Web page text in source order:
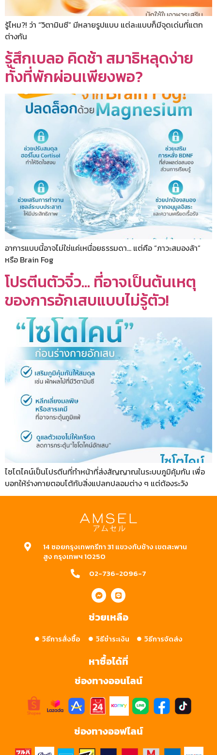
รู้ไหม?! ว่า “วิตามินซี” มีหลายรูปแบบ แต่ละแบบก็มีจุดเด่นที่แตก
ต่างกัน
รู้สึกเบลอ คิดช้า สมาธิหลุดง่าย
ทั้งที่พักผ่อนเพียงพอ?
อาการแบบนี้อาจไม่ใช่แค่เหนื่อยธรรมดา… แต่คือ “ภาวะสมองล้า”
หรือ Brain Fog
โปรตีนตัวจิ๋ว… ที่อาจเป็นต้นเหตุ
ของการอักเสบแบบไม่รู้ตัว!
ไซโตไคน์เป็นโปรตีนที่ทำหน้าที่ส่งสัญญาณในระบบภูมิคุ้มกัน เพื่อ
บอกให้ร่างกายตอบโต้กับสิ่งแปลกปลอมต่าง ๆ แต่ต้องระวัง
14 ซอยกรุงเทพกรีฑา 31 แขวงทับช้าง เขตสะพาน
สูง กรุงเทพฯ 10250
02-736-2096-7
ช่วยเหลือ
วิธีการสั่งซื้อ วิธีชำระเงิน วิธีการจัดส่ง
หาซื้อได้ที่
ช่องทางออนไลน์
ช่องทางออฟไลน์